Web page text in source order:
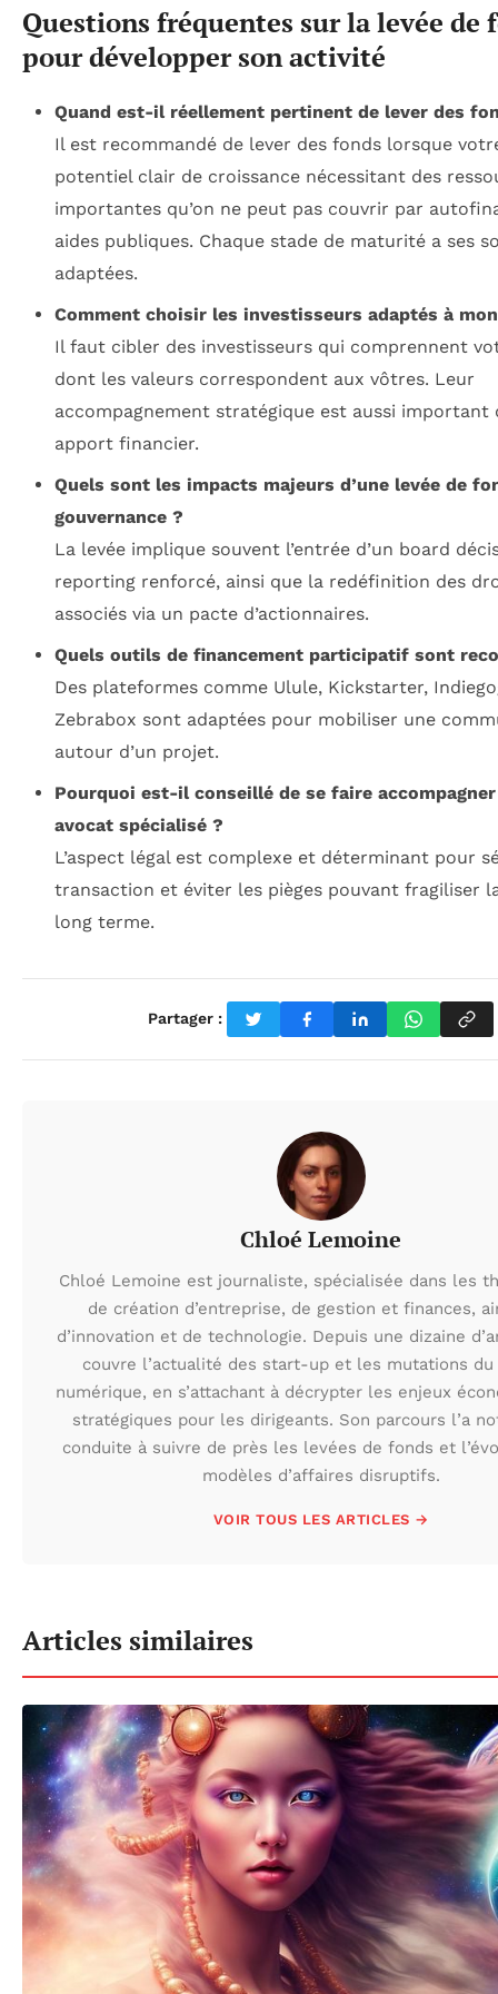
Questions fréquentes sur la levée de
pour développer son activité
Quand est-il réellement pertinent de lever des
Il est recommandé de lever des fonds lorsque
potentiel clair de croissance nécessitant des
importantes qu’on ne peut pas couvrir par
aides publiques. Chaque stade de maturité a ses
adaptées.
Comment choisir les investisseurs adaptés à
Il faut cibler des investisseurs qui comprennent
dont les valeurs correspondent aux vôtres. Leur
accompagnement stratégique est aussi important
apport financier.
Quels sont les impacts majeurs d’une levée de
gouvernance ?
La levée implique souvent l’entrée d’un board
reporting renforcé, ainsi que la redéfinition des
associés via un pacte d’actionnaires.
Quels outils de financement participatif sont
Des plateformes comme Ulule, Kickstarter,
Zebrabox sont adaptées pour mobiliser une
autour d’un projet.
Pourquoi est-il conseillé de se faire
avocat spécialisé ?
L’aspect légal est complexe et déterminant pour
transaction et éviter les pièges pouvant fragiliser
long terme.
Partager :
Chloé Lemoine
Chloé Lemoine est journaliste, spécialisée dans les
de création d’entreprise, de gestion et finances,
d’innovation et de technologie. Depuis une dizaine
couvre l’actualité des start-up et les mutations du
numérique, en s’attachant à décrypter les enjeux
stratégiques pour les dirigeants. Son parcours l’a
conduite à suivre de près les levées de fonds et
modèles d’affaires disruptifs.
VOIR TOUS LES ARTICLES →
Articles similaires